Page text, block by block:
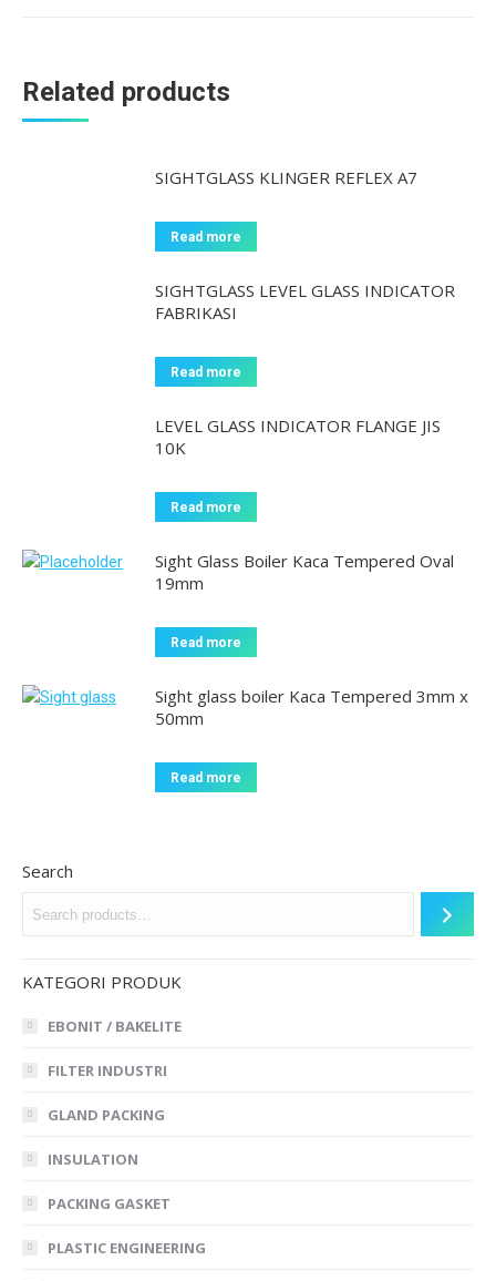
Related products
SIGHTGLASS KLINGER REFLEX A7
Read more
SIGHTGLASS LEVEL GLASS INDICATOR
FABRIKASI
Read more
LEVEL GLASS INDICATOR FLANGE JIS
10K
Read more
Sight Glass Boiler Kaca Tempered Oval
19mm
Read more
Sight glass boiler Kaca Tempered 3mm x
50mm
Read more
Search
KATEGORI PRODUK
EBONIT / BAKELITE
FILTER INDUSTRI
GLAND PACKING
INSULATION
PACKING GASKET
PLASTIC ENGINEERING